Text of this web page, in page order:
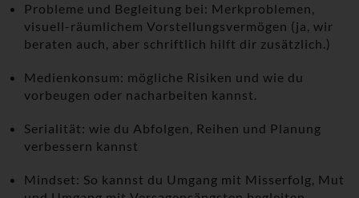
Probleme und Begleitung bei: Merkproblemen,
visuell-räumlichem Vorstellungsvermögen (ja, wir
beraten auch, aber schriftlich hilft dir zusätzlich.)
Medienkonsum: mögliche Risiken und wie du
vorbeugen oder nacharbeiten kannst.
Serialität: wie du Abfolgen, Reihen und Planung
verbessern kannst
Mindset: So kannst du Umgang mit Misserfolg, Mut